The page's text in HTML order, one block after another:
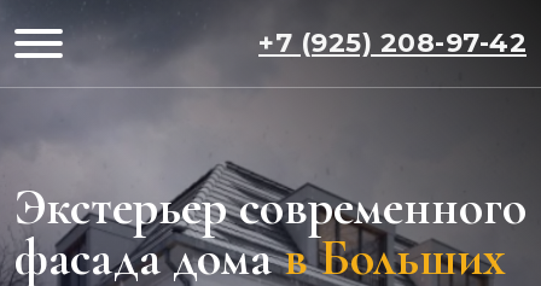
+7 (925) 208-97-42
Экстерьер современного
фасада домав Больших